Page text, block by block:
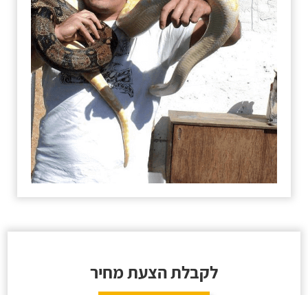
לקבלת הצעת מחיר